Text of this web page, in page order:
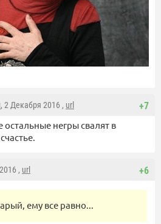
+7
, 2 Декабря 2016 , url
остальные негры свалят в
+6
, url
ему все равно...